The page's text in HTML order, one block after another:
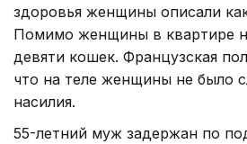
здоровья женщины описали
Помимо женщины в квартире
девяти кошек. Французская
что на теле женщины не было
насилия.
55-летний муж задержан по